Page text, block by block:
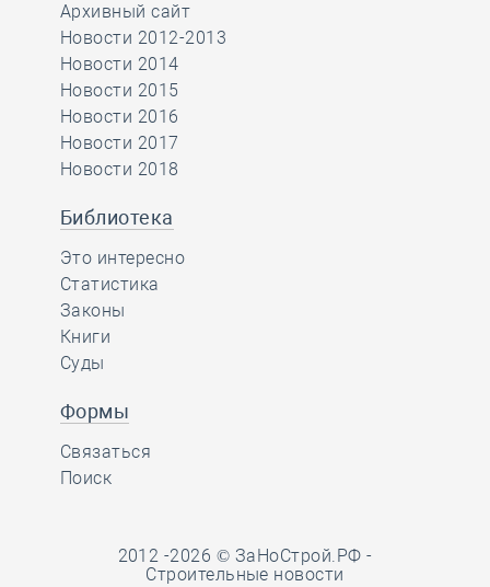
Архивный сайт
Новости 2012-2013
Новости 2014
Новости 2015
Новости 2016
Новости 2017
Новости 2018
Библиотека
Это интересно
Статистика
Законы
Книги
Суды
Формы
Связаться
Поиск
2012 -2026 © ЗаНоСтрой.РФ -
Строительные новости